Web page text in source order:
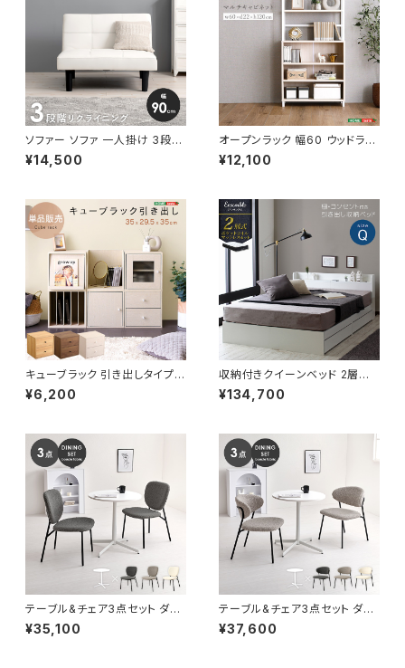
ソファー ソファ 一人掛け 3段階
リクライニング ローソファー 一
人暮らし 新生活 幅90
¥14,500
オープンラック 幅60 ウッドラッ
ク ラック シェルフ 収納棚 マル
チキャビネット ディスプレイラッ
¥12,100
キューブラック 引き出しタイプ
多目的ラック ラック ボックス カ
ラーボックス マルチラック 組合
¥6,200
収納付きクイーンベッド 2層式
マットレスセット ポケットコイル
極厚ウレタン 収納ベッド ベッド
¥134,700
テーブル&チェア3点セット ダイ
ニングセット カフェテーブル ダ
イニングチェア ブークレ生地 新
¥35,100
テーブル&チェア3点セット ダイ
ニングセット カフェテーブル ダ
イニングチェア ブークレ生地 新
¥37,600